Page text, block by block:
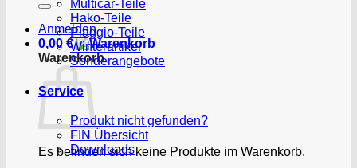
Anmelden
0,00 €
Warenkorb
Es befinden sich keine Produkte im Warenkorb.
Multicar-Teile
Hako-Teile
Piaggio-Teile
Winterartikel
Sonderangebote
Service
Produkt nicht gefunden?
FIN Übersicht
Downloads